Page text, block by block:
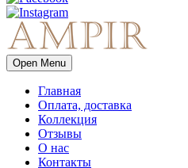
Open Menu
Главная
Оплата, доставка
Коллекция
Отзывы
О нас
Контакты